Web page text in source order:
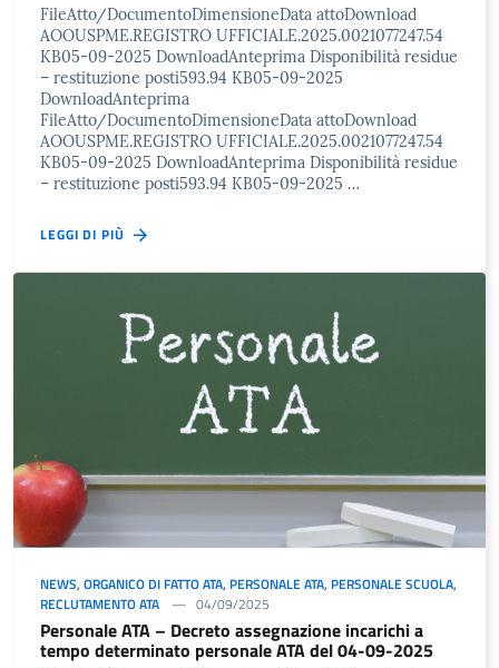
FileAtto/DocumentoDimensioneData attoDownload
AOOUSPME.REGISTRO UFFICIALE.2025.0021077247.54
KB05-09-2025 DownloadAnteprima Disponibilità residue
– restituzione posti593.94 KB05-09-2025
DownloadAnteprima
FileAtto/DocumentoDimensioneData attoDownload
AOOUSPME.REGISTRO UFFICIALE.2025.0021077247.54
KB05-09-2025 DownloadAnteprima Disponibilità residue
– restituzione posti593.94 KB05-09-2025 …
LEGGI DI PIÙ
NEWS, ORGANICO DI FATTO ATA, PERSONALE ATA, PERSONALE SCUOLA,
RECLUTAMENTO ATA
04/09/2025
Personale ATA – Decreto assegnazione incarichi a
tempo determinato personale ATA del 04-09-2025